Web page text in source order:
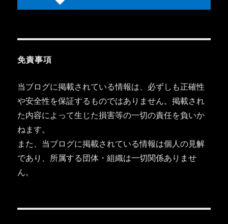
免責事項
当ブログに掲載されている情報は、必ずしも正確性
や安全性を保証するものではありません。掲載され
た内容によって生じた損害等の一切の責任を負いか
ねます。
また、当ブログに掲載されている情報は個人の見解
であり、所属する団体・組織は一切関係ありませ
ん。